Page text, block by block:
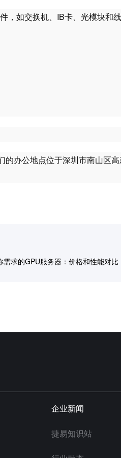
，如交换机、IB卡、光模块和
的办公地点位于深圳市南山区
需求的GPU服务器：价格和性能对比
企业新闻
捷易知识站